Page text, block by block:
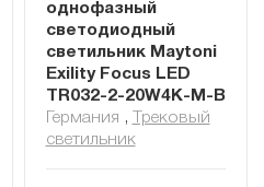
однофазный
светодиодный
светильник Maytoni
Exility Focus LED
TR032-2-20W4K-M-B
Германия ,
Трековый
светильник